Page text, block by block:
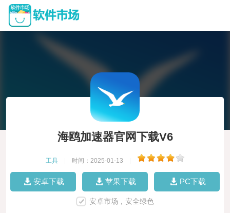
海鸥加速器官网下载V6
工具 时间：2025-01-13
安卓下载 苹果下载 PC下载
安卓市场，安全绿色